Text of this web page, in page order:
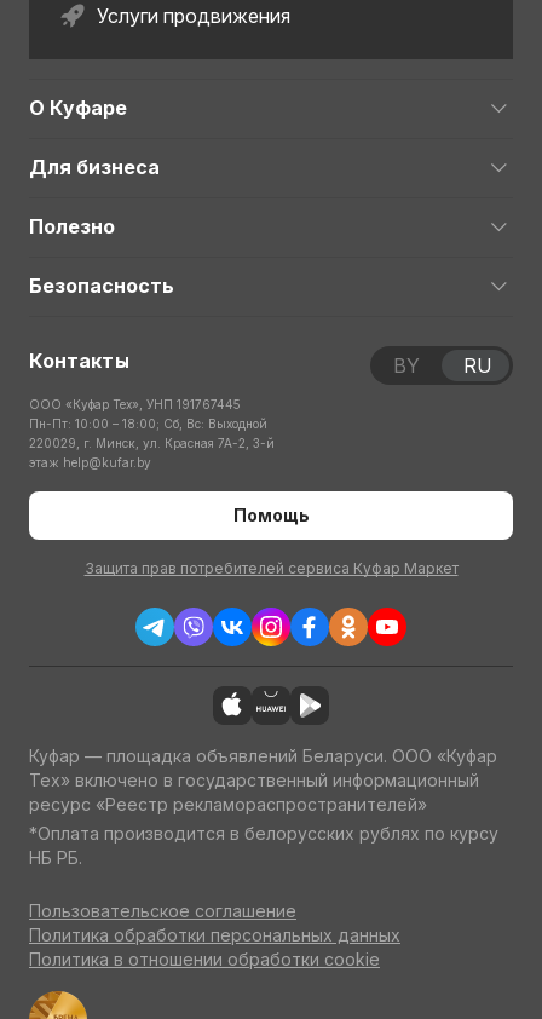
Услуги продвижения
О Куфаре
Для бизнеса
Полезно
Безопасность
Контакты
ООО «Куфар Тех», УНП 191767445
Пн-Пт: 10:00 – 18:00; Сб, Вс: Выходной
220029, г. Минск, ул. Красная 7А-2, 3-й
этаж help@kufar.by
Помощь
Защита прав потребителей сервиса Куфар Маркет
BY RU
Куфар — площадка объявлений Беларуси. ООО «Куфар
Тех» включено в государственный информационный
ресурс «Реестр рекламораспространителей»
*Оплата производится в белорусских рублях по курсу
НБ РБ.
Пользовательское соглашение
Политика обработки персональных данных
Политика в отношении обработки cookie